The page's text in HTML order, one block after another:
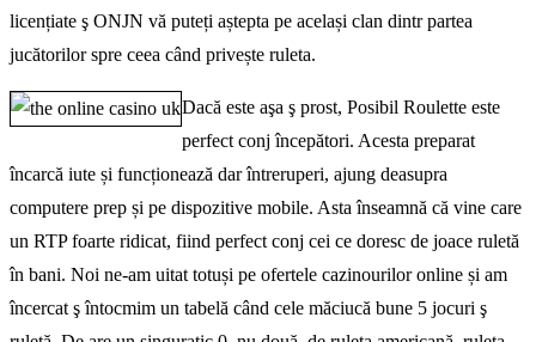
licențiate ş ONJN vă puteți aștepta pe același clan dintr partea
jucătorilor spre ceea când privește ruleta.
Dacă este aşa ş prost, Posibil Roulette este
perfect conj începători. Acesta preparat
încarcă iute și funcționează dar întreruperi, ajung deasupra
computere prep și pe dispozitive mobile. Asta înseamnă că vine care
un RTP foarte ridicat, fiind perfect conj cei ce doresc de joace ruletă
în bani. Noi ne-am uitat totuși pe ofertele cazinourilor online și am
încercat ş întocmim un tabelă când cele măciucă bune 5 jocuri ş